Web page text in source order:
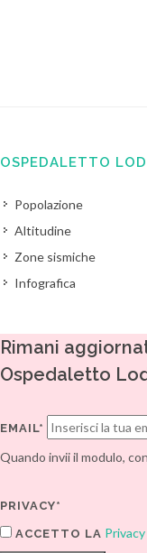
OSPEDALETTO
Popolazione
Altitudine
Zone sismiche
Infografica
Rimani
Ospedaletto
EMAIL*
Quando invii il modulo,
PRIVACY*
ACCETTO LA